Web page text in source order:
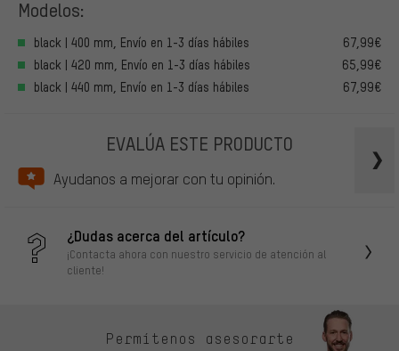
Modelos:
black | 400 mm, Envío en 1-3 días hábiles
67,99€
black | 420 mm, Envío en 1-3 días hábiles
65,99€
black | 440 mm, Envío en 1-3 días hábiles
67,99€
EVALÚA ESTE PRODUCTO
Ayudanos a mejorar con tu opinión.
¿Dudas acerca del artículo?
¡Contacta ahora con nuestro servicio de atención al
cliente!
Permítenos asesorarte